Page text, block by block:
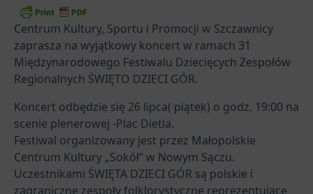
Centrum Kultury, Sportu i Promocji w Szczawnicy
zaprasza na wyjątkowy koncert w ramach 31
Międzynarodowego Festiwalu Dziecięcych Zespołów
Regionalnych ŚWIĘTO DZIECI GÓR.
Koncert ️odbędzie się 26 lipca( piątek) o godz. 19:00 na
scenie plenerowej -Plac Dietla.
Festiwal organizowany jest przez Małopolskie
Centrum Kultury „Sokół” w Nowym Sączu.
Uczestnikami ŚWIĘTA DZIECI GÓR są polskie i
zagraniczne zespoły folklorystyczne reprezentujące